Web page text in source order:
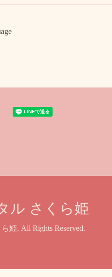
ル さくら姫
姫. All Rights Reserved.